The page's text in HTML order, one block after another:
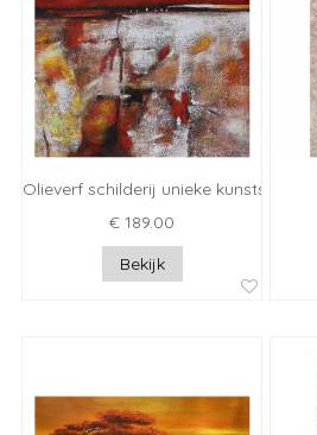
Olieverf schilderij unieke kunstschilders
€ 189.00
Bekijk